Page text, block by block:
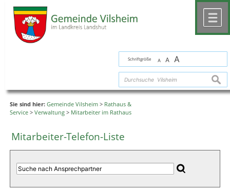
Schriftgröße A A A
Sie sind hier: Gemeinde Vilsheim > Rathaus &
Service > Verwaltung > Mitarbeiter im Rathaus
Mitarbeiter-Telefon-Liste